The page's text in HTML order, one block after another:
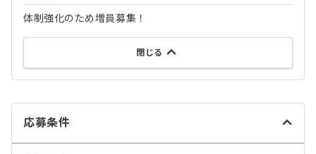
体制強化のため増員募集！
閉じる
応募条件